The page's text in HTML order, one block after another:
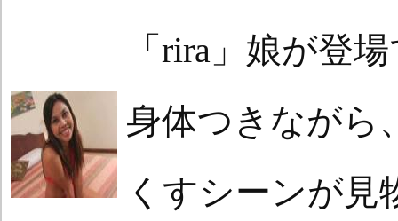
「rira」娘が登
身体つきながら
くすシーンが見